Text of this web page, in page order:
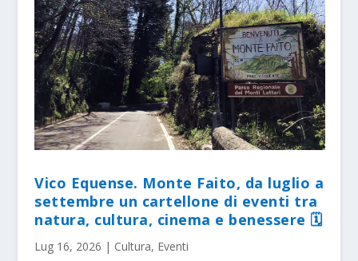
Vico Equense. Monte Faito, da luglio a
settembre un cartellone di eventi tra
natura, cultura, cinema e benessere 🗓
Lug 16, 2026 | Cultura, Eventi